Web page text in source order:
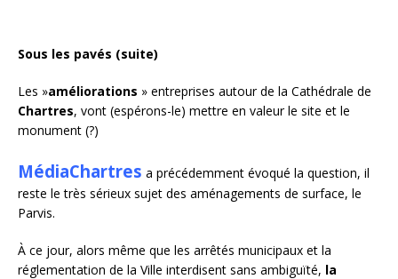
Sous les pavés (suite)
Les »améliorations » entreprises autour de la Cathédrale de
Chartres, vont (espérons-le) mettre en valeur le site et le
monument (?)
MédiaChartres a précédemment évoqué la question, il
reste le très sérieux sujet des aménagements de surface, le
Parvis.
À ce jour, alors même que les arrêtés municipaux et la
réglementation de la Ville interdisent sans ambiguïté, la